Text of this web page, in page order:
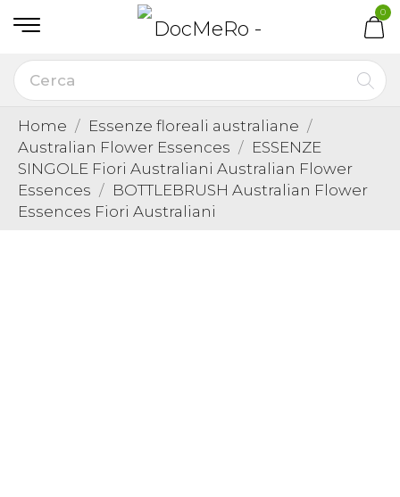
0
Home
Essenze floreali australiane
Australian Flower Essences
ESSENZE
SINGOLE Fiori Australiani Australian Flower
Essences
BOTTLEBRUSH Australian Flower
Essences Fiori Australiani